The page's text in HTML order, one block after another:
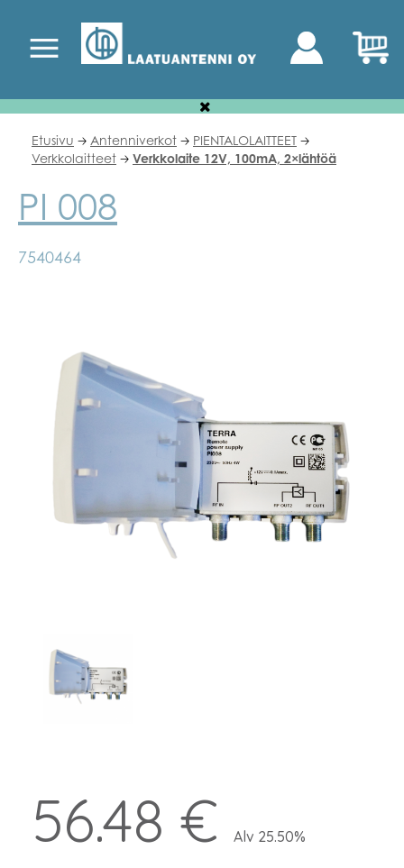
Etusivu 🡢 Antenniverkot 🡢 PIENTALOLAITTEET 🡢
Verkkolaitteet 🡢 Verkkolaite 12V, 100mA, 2×lähtöä
PI 008
7540464
56.48 € Alv 25.50%